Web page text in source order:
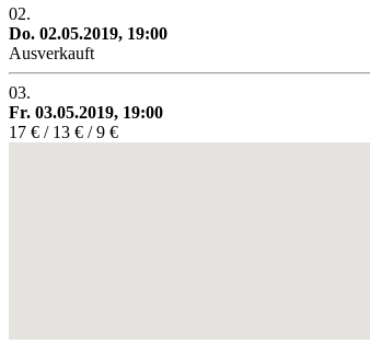
02.
Do. 02.05.2019, 19:00
Ausverkauft
03.
Fr. 03.05.2019, 19:00
17 € / 13 € / 9 €